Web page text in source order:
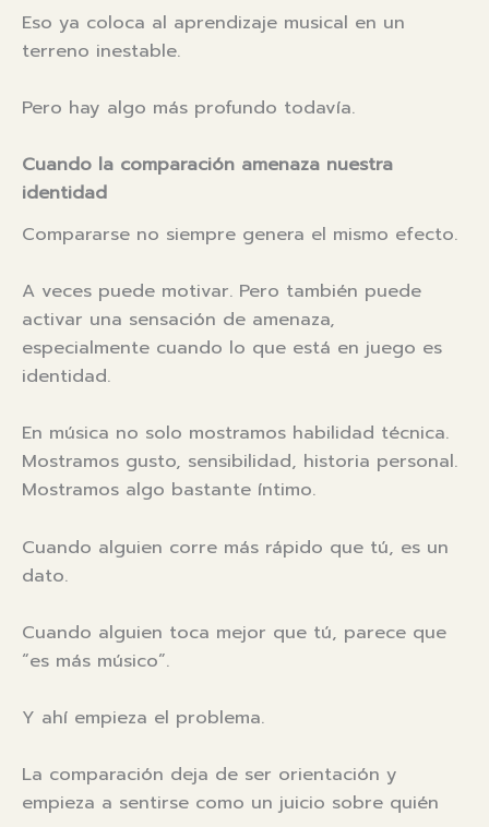
Eso ya coloca al aprendizaje musical en un
terreno inestable.
Pero hay algo más profundo todavía.
Cuando la comparación amenaza nuestra
identidad
Compararse no siempre genera el mismo efecto.
A veces puede motivar. Pero también puede
activar una sensación de amenaza,
especialmente cuando lo que está en juego es
identidad.
En música no solo mostramos habilidad técnica.
Mostramos gusto, sensibilidad, historia personal.
Mostramos algo bastante íntimo.
Cuando alguien corre más rápido que tú, es un
dato.
Cuando alguien toca mejor que tú, parece que
“es más músico”.
Y ahí empieza el problema.
La comparación deja de ser orientación y
empieza a sentirse como un juicio sobre quién